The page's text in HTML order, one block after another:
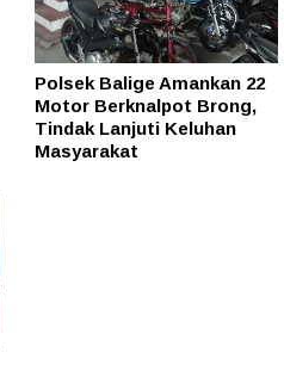
Polsek Balige Amankan 22
Motor Berknalpot Brong,
Tindak Lanjuti Keluhan
Masyarakat